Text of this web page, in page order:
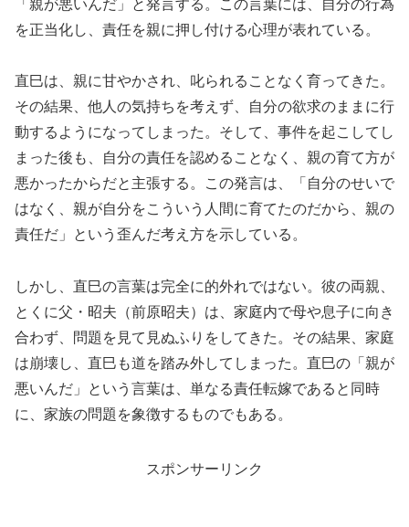
「親が悪いんだ」と発言する。この言葉には、自分の行為
を正当化し、責任を親に押し付ける心理が表れている。
直巳は、親に甘やかされ、叱られることなく育ってきた。
その結果、他人の気持ちを考えず、自分の欲求のままに行
動するようになってしまった。そして、事件を起こしてし
まった後も、自分の責任を認めることなく、親の育て方が
悪かったからだと主張する。この発言は、「自分のせいで
はなく、親が自分をこういう人間に育てたのだから、親の
責任だ」という歪んだ考え方を示している。
しかし、直巳の言葉は完全に的外れではない。彼の両親、
とくに父・昭夫（前原昭夫）は、家庭内で母や息子に向き
合わず、問題を見て見ぬふりをしてきた。その結果、家庭
は崩壊し、直巳も道を踏み外してしまった。直巳の「親が
悪いんだ」という言葉は、単なる責任転嫁であると同時
に、家族の問題を象徴するものでもある。
スポンサーリンク